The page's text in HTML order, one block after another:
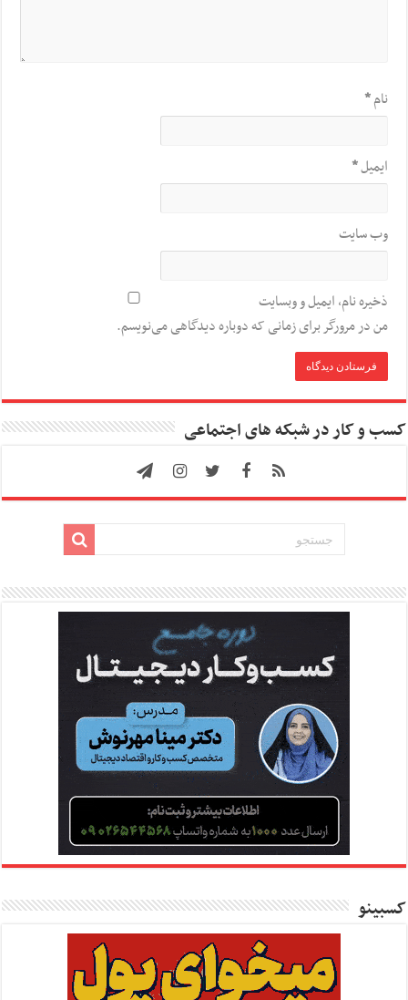
نام*
ایمیل*
وب‌ سایت
ذخیره نام، ایمیل و وبسایت
من در مرورگر برای زمانی که دوباره دیدگاهی می‌نویسم.
کسب و کار در شبکه های اجتماعی
کسبینو